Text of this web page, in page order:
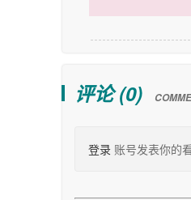
评论 (0)
登录 账号发表你的